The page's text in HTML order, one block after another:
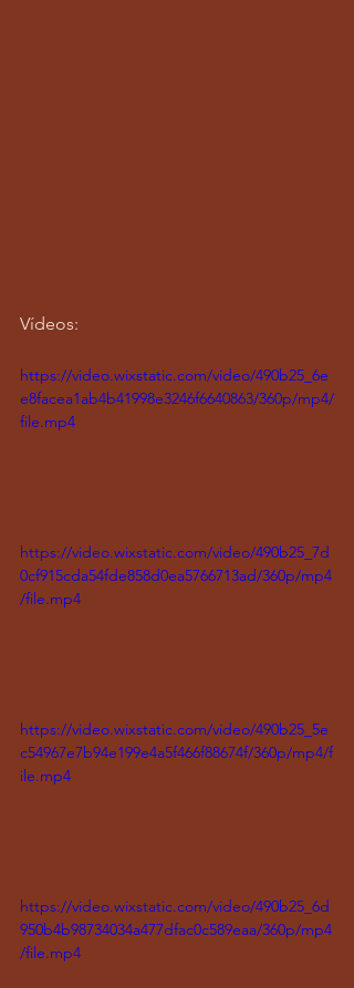
Vídeos:
https://video.wixstatic.com/video/490b25_6e
e8facea1ab4b41998e3246f6640863/360p/mp4/
file.mp4
https://video.wixstatic.com/video/490b25_7d
0cf915cda54fde858d0ea5766713ad/360p/mp4
/file.mp4
https://video.wixstatic.com/video/490b25_5e
c54967e7b94e199e4a5f466f88674f/360p/mp4/f
ile.mp4
https://video.wixstatic.com/video/490b25_6d
950b4b98734034a477dfac0c589eaa/360p/mp4
/file.mp4